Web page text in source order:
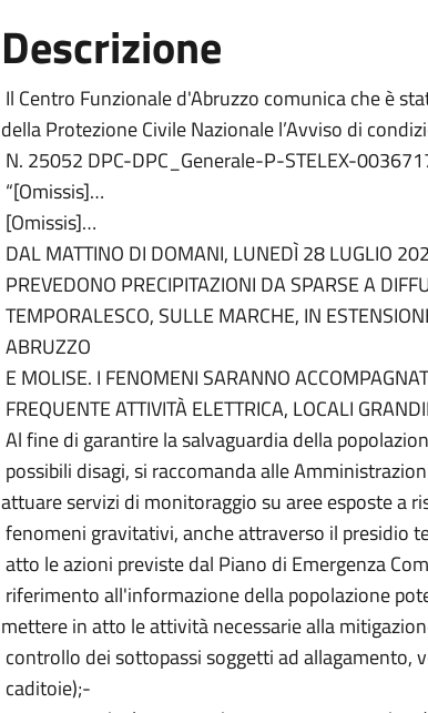
Descrizione
Il Centro Funzionale d'Abruzzo comunica che è
della Protezione Civile Nazionale l’Avviso di
N. 25052 DPC-DPC_Generale-P-STELEX-
“[Omissis]…
[Omissis]…
DAL MATTINO DI DOMANI, LUNEDÌ 28 LUGLIO
PREVEDONO PRECIPITAZIONI DA SPARSE A
TEMPORALESCO, SULLE MARCHE, IN
ABRUZZO
E MOLISE. I FENOMENI SARANNO
FREQUENTE ATTIVITÀ ELETTRICA, LOCALI
Al fine di garantire la salvaguardia della
possibili disagi, si raccomanda alle
attuare servizi di monitoraggio su aree esposte a
fenomeni gravitativi, anche attraverso il presidio
atto le azioni previste dal Piano di Emergenza
riferimento all'informazione della popolazione
mettere in atto le attività necessarie alla
controllo dei sottopassi soggetti ad allagamento,
caditoie);-